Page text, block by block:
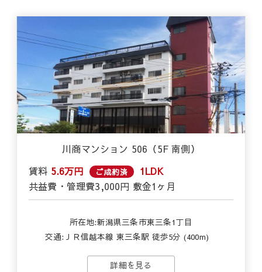
川商マンション 506（5F 南側）
賃料 5.6万円 ご成約済
1LDK
共益費・管理費3,000円 敷金1ヶ月
所在地:新潟県三条市東三条1丁目
交通: ＪＲ信越本線 東三条駅 徒歩5分 (400m)
詳細を見る